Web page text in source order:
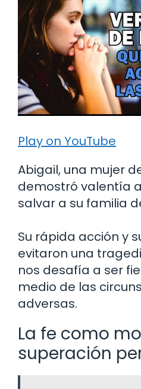
Play on YouTube
Abigail, una mujer
demostró valentía
salvar a su familia
Su rápida acción y
evitaron una
nos desafía a ser
medio de las
adversas.
La fe como
superación